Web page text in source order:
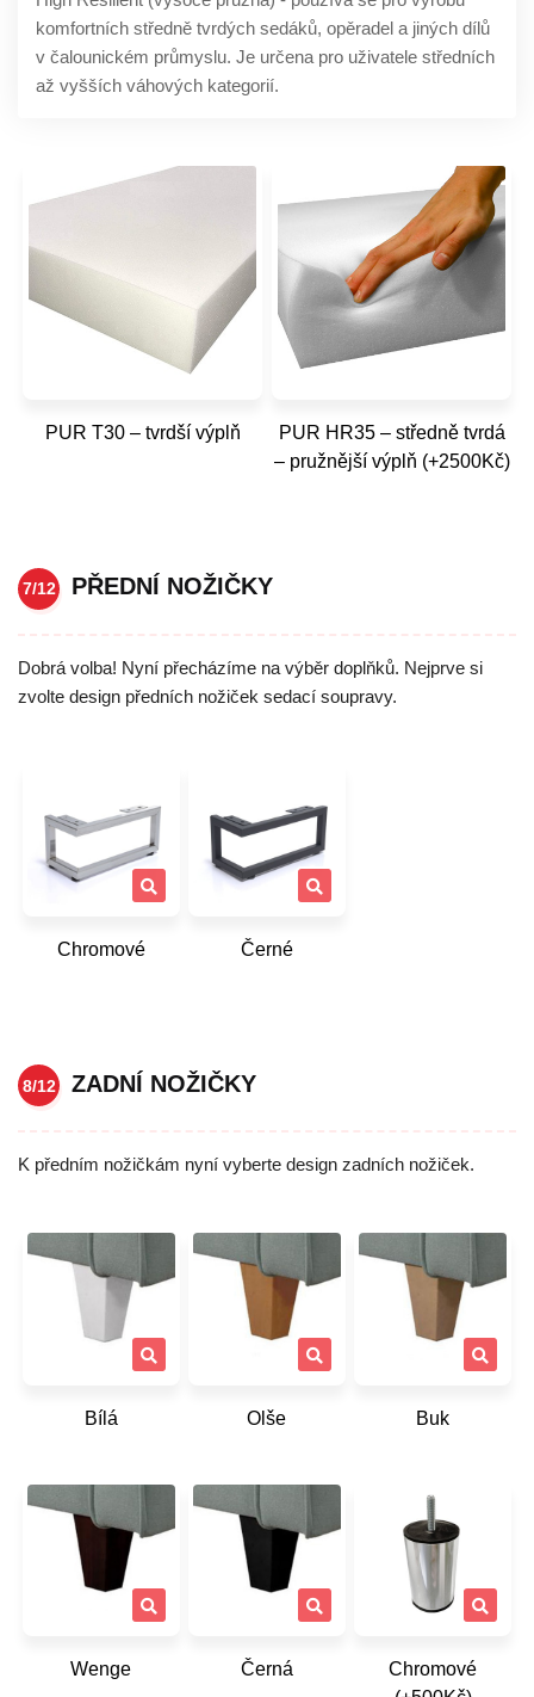
komfortních středně tvrdých sedáků, opěradel a jiných dílů
v čalounickém průmyslu. Je určena pro uživatele středních
až vyšších váhových kategorií.
PUR T30 – tvrdší výplň
PUR HR35 – středně tvrdá
– pružnější výplň (+2500Kč)
7/12 PŘEDNÍ NOŽIČKY
Dobrá volba! Nyní přecházíme na výběr doplňků. Nejprve si
zvolte design předních nožiček sedací soupravy.
Chromové Černé
8/12 ZADNÍ NOŽIČKY
K předním nožičkám nyní vyberte design zadních nožiček.
Bílá Olše Buk
Wenge Černá
Chromové